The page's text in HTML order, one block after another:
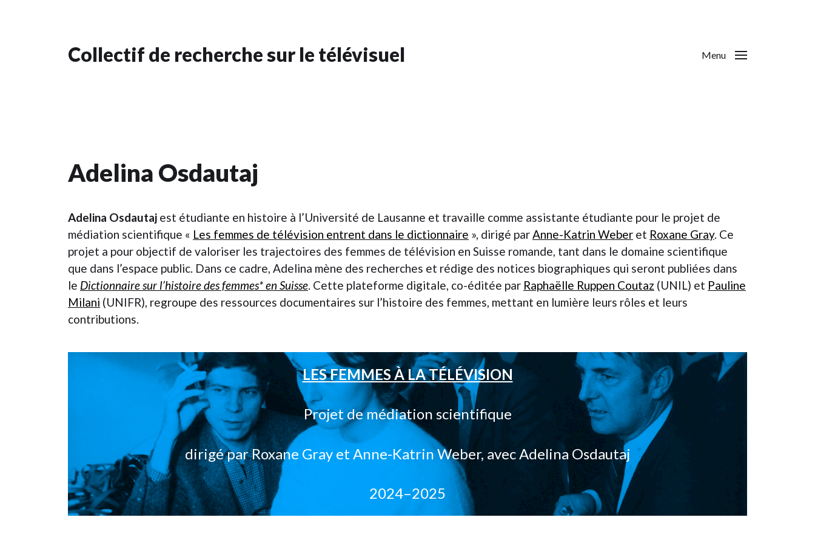
Collectif de recherche sur le télévisuel Menu
Adelina Osdautaj
Adelina Osdautaj est étudiante en histoire à l’Université de Lausanne et travaille comme assistante étudiante pour le projet de
médiation scientifique « Les femmes de télévision entrent dans le dictionnaire », dirigé parAnne-Katrin Weber et Roxane Gray. Ce
projet a pour objectif de valoriser les trajectoires des femmes de télévision en Suisse romande, tant dans le domaine scientifique
que dans l’espace public. Dans ce cadre, Adelina mène des recherches et rédige des notices biographiques qui seront publiées dans
le Dictionnaire sur l’histoire des femmes* en Suisse. Cette plateforme digitale, co-éditée par Raphaëlle Ruppen Coutaz (UNIL) et Pauline
Milani (UNIFR), regroupe des ressources documentaires sur l’histoire des femmes, mettant en lumière leurs rôles et leurs
contributions.
LES FEMMES À LA TÉLÉVISION
Projet de médiation scientifique
dirigé par Roxane Gray et Anne-Katrin Weber, avec Adelina Osdautaj
2024–2025